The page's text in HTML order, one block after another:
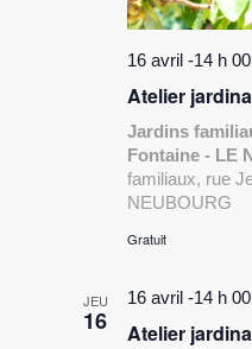
16 avril -14 h
Atelier
Jardins
Fontaine - LE
familiaux, rue
NEUBOURG
Gratuit
JEU
16
16 avril -14 h
Atelier